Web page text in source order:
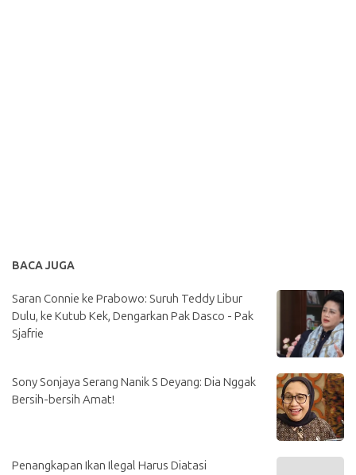
BACA JUGA
Saran Connie ke Prabowo: Suruh Teddy Libur
Dulu, ke Kutub Kek, Dengarkan Pak Dasco - Pak
Sjafrie
Sony Sonjaya Serang Nanik S Deyang: Dia Nggak
Bersih-bersih Amat!
Penangkapan Ikan Ilegal Harus Diatasi